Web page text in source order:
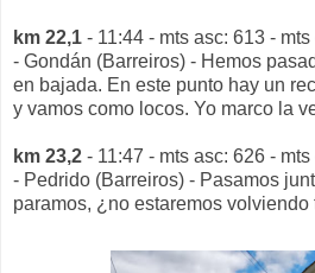
km 22,1 - 11:44 - mts asc: 613 -
- Gondán (Barreiros) - Hemos
en bajada. En este punto hay un
y vamos como locos. Yo marco la
km 23,2 - 11:47 - mts asc: 626 -
- Pedrido (Barreiros) - Pasamos
paramos, ¿no estaremos